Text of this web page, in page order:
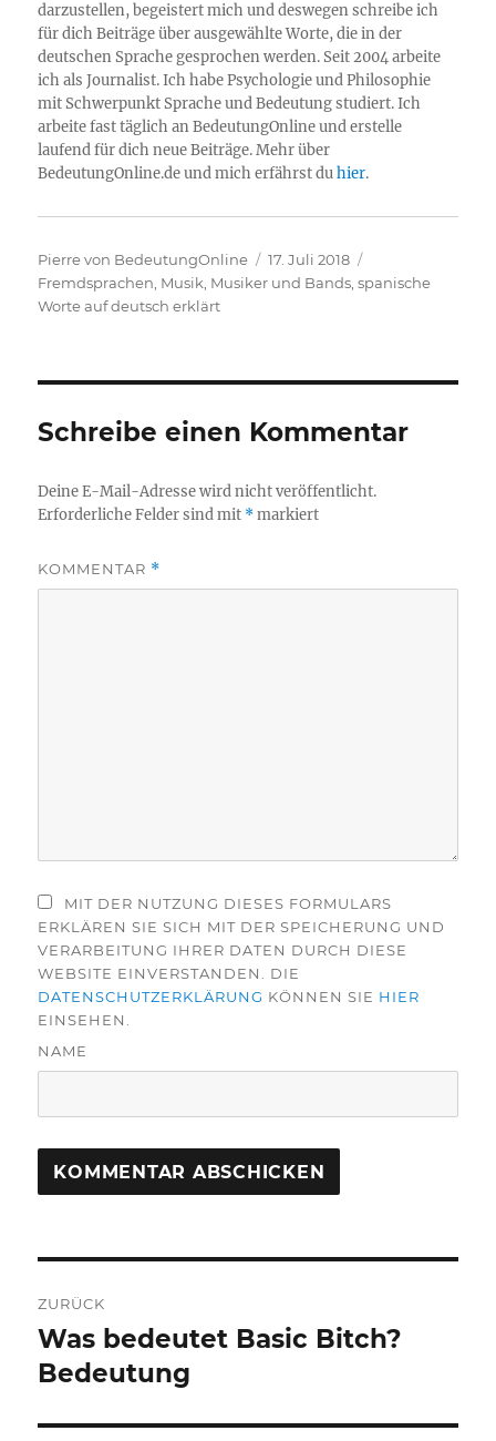
darzustellen, begeistert mich und deswegen schreibe ich
für dich Beiträge über ausgewählte Worte, die in der
deutschen Sprache gesprochen werden. Seit 2004 arbeite
ich als Journalist. Ich habe Psychologie und Philosophie
mit Schwerpunkt Sprache und Bedeutung studiert. Ich
arbeite fast täglich an BedeutungOnline und erstelle
laufend für dich neue Beiträge. Mehr über
BedeutungOnline.de und mich erfährst duhier.
Autor
Pierre von BedeutungOnline
Veröffentlicht
am
17. Juli 2018
Fremdsprachen Musik, Musiker und Bands ,spanische
Worte auf deutsch erklärt
Schreibe einen Kommentar
Deine E-Mail-Adresse wird nicht veröffentlicht.
Erforderliche Felder sind mit *markiert
KOMMENTAR *
MIT DER NUTZUNG DIESES FORMULARS
ERKLÄREN SIE SICH MIT DER SPEICHERUNG UND
VERARBEITUNG IHRER DATEN DURCH DIESE
WEBSITE EINVERSTANDEN. DIE
DATENSCHUTZERKLÄRUNG KÖNNEN SIE HIER
EINSEHEN.
NAME
ZURÜCK
Vorheriger
Beitrag:
Was bedeutet Basic Bitch?
Bedeutung